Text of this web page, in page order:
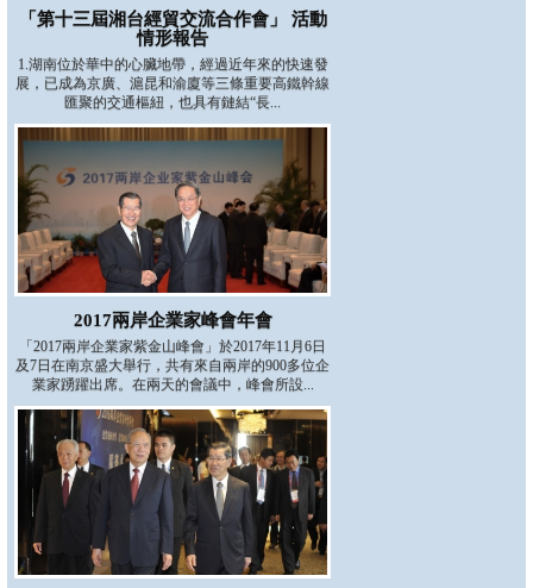
「第十三屆湘台經貿交流合作會」 活動
情形報告
1.湖南位於華中的心臟地帶，經過近年來的快速發
展，已成為京廣、滬昆和渝廈等三條重要高鐵幹線
匯聚的交通樞紐，也具有鏈結“長...
2017兩岸企業家峰會年會
「2017兩岸企業家紫金山峰會」於2017年11月6日
及7日在南京盛大舉行，共有來自兩岸的900多位企
業家踴躍出席。在兩天的會議中，峰會所設...